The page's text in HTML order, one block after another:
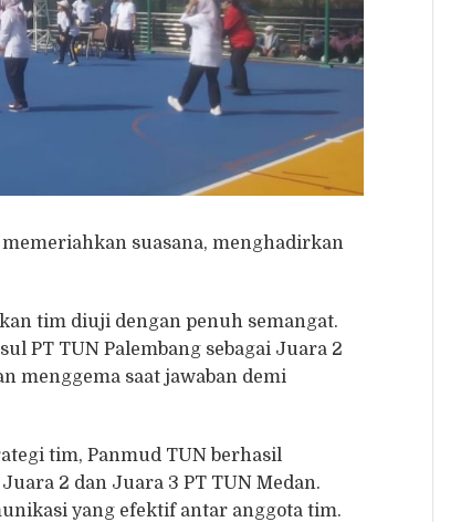
suasana, menghadirkan
tim diuji dengan penuh semangat.
PT TUN Palembang sebagai Juara 2
menggema saat jawaban demi
tim, Panmud TUN berhasil
2 dan Juara 3 PT TUN Medan.
yang efektif antar anggota tim.